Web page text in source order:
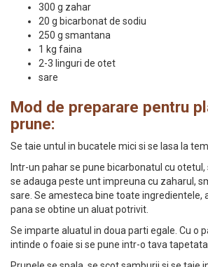
300 g zahar
20 g bicarbonat de sodiu
250 g smantana
1 kg faina
2-3 linguri de otet
sare
Mod de preparare pentru
prune:
Se taie untul in bucatele mici si se lasa la
Intr-un pahar se pune bicarbonatul cu
se adauga peste unt impreuna cu zaharul,
sare. Se amesteca bine toate ingredientele,
pana se obtine un aluat potrivit.
Se imparte aluatul in doua parti egale. Cu o
intinde o foaie si se pune intr-o tava